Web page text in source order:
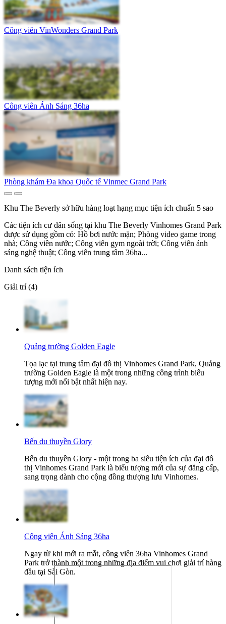
Công viên VinWonders Grand Park
Công viên Ánh Sáng 36ha
Phòng khám Đa khoa Quốc tế Vinmec Grand Park
Khu The Beverly sở hữu hàng loạt hạng mục tiện ích chuẩn 5 sao
Các tiện ích cư dân sống tại khu The Beverly Vinhomes Grand Park
được sử dụng gồm có: Hồ bơi nước mặn; Phòng video game trong
nhà; Công viên nước; Công viên gym ngoài trời; Công viên ánh
sáng nghệ thuật; Công viên trung tâm 36ha...
Danh sách tiện ích
Giải trí (4)
Quảng trường Golden Eagle
Tọa lạc tại trung tâm đại đô thị Vinhomes Grand Park, Quảng
trường Golden Eagle là một trong những công trình biểu
tượng mới nổi bật nhất hiện nay.
Bến du thuyền Glory
Bến du thuyền Glory - một trong ba siêu tiện ích của đại đô
thị Vinhomes Grand Park là biểu tượng mới của sự đẳng cấp,
sang trọng dành cho cộng đồng thượng lưu Vinhomes.
Công viên Ánh Sáng 36ha
Ngay từ khi mới ra mắt, công viên 36ha Vinhomes Grand
Park trở thành một trong những địa điểm vui chơi giải trí hàng
đầu tại Sài Gòn.